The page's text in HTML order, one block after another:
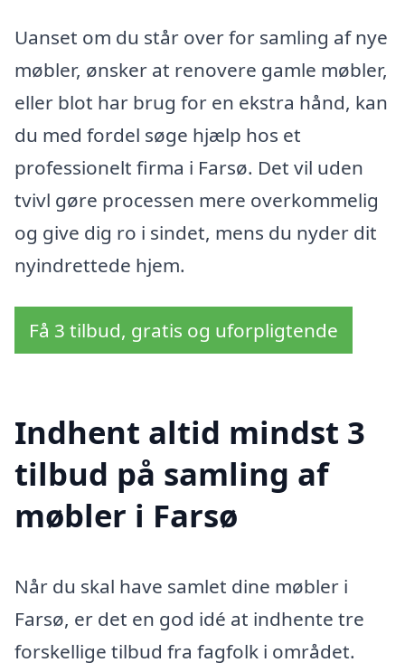
Uanset om du står over for samling af nye
møbler, ønsker at renovere gamle møbler,
eller blot har brug for en ekstra hånd, kan
du med fordel søge hjælp hos et
professionelt firma i Farsø. Det vil uden
tvivl gøre processen mere overkommelig
og give dig ro i sindet, mens du nyder dit
nyindrettede hjem.
Få 3 tilbud, gratis og uforpligtende
Indhent altid mindst 3
tilbud på samling af
møbler i Farsø
Når du skal have samlet dine møbler i
Farsø, er det en god idé at indhente tre
forskellige tilbud fra fagfolk i området.